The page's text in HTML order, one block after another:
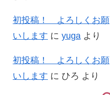
初投稿！ よろしくお願
いします に yuga より
初投稿！ よろしくお願
いします に ひろ より